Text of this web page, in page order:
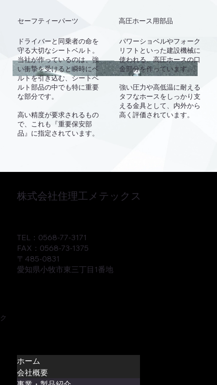
セーフティーパーツ
ドライバーと同乗者の命を
守る大切なシートベルト。
当社が作っているのは、強
い衝摯を受けると瞬時にベ
ルトを引き込む、シートベ
ルト部品の中でも特に重要
な部分です。
高い精度が要求されるもの
で、これも『重要保安部
品』に指定されています。
パワーショベルやフォーク
リフトといった建設機械に
使われる、高圧ホースの口
金部分を作っています。
強い圧力や高低温に耐える
タフなホースをしっかり支
える金具として、内外から
高く評価されています。
高圧ホース用部品
株式会社住理工メテックス
TEL：0568-77-3171
FAX：0568-73-1375
〒485-0831
愛知県小牧市東三丁目1番地
ホーム
会社概要